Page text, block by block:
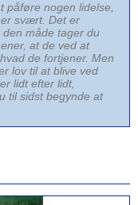
påføre nogen lidelse,
svært. Det er
måde tager du
at de ved at
de fortjener. Men
lov til at blive ved
lidt efter lidt,
til sidst begynde at